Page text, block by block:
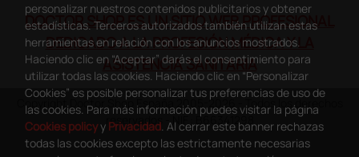
DOCTOR SHOP ES UN SITIO WEB PROFESIONAL
DEDICADO A LA PROFESIÓN MÉDICA Y LA
ASISTENCIA SANITARIA
Copyright Doctor Shop España 2005-2026 - Todos los derechos
reservados - NIF.: B66341298
personalizar nuestros contenidos publicitarios y obtener
estadísticas. Terceros autorizados también utilizan estas
herramientas en relación con los anuncios mostrados.
Haciendo clic en “Aceptar” darás el consentimiento para
utilizar todas las cookies. Haciendo clic en “Personalizar
Cookies” es posible personalizar tus preferencias de uso de
las cookies. Para más información puedes visitar la página
Cookies policyy Privacidad. Al cerrar este banner rechazas
todas las cookies excepto las estrictamente necesarias